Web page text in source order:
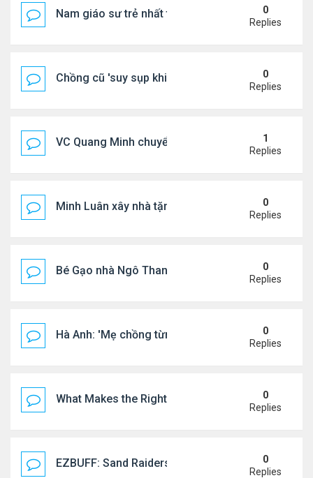
Nam giáo sư trẻ nhất thế giới ở tuổi 18
0
Replies
Chồng cũ 'suy sụp khi biết tin Nicole Kidman có
0
Replies
VC Quang Minh chuyển về tổ ấm
1
Replies
Minh Luân xây nhà tặng cha mẹ
0
Replies
Bé Gạo nhà Ngô Thanh Vân dễ thương trong tiệc
0
Replies
Hà Anh: 'Mẹ chồng từng ngạc nhiên vì tôi luôn trả
0
Replies
What Makes the Right Retail POS Matter?0
Replies
EZBUFF: Sand Raiders of Sophie Farming
0
Replies